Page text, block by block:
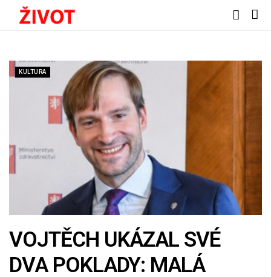
KULTURA
VOJTĚCH UKÁZAL SVÉ
DVA POKLADY: MALÁ